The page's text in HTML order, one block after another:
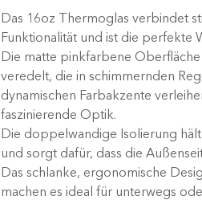
Das 16oz Thermoglas verbindet
Funktionalität und ist die perfekte
Die matte pinkfarbene
veredelt, die in schimmernden
dynamischen Farbakzente
faszinierende Optik.
Die doppelwandige Isolierung
und sorgt dafür, dass die
Das schlanke, ergonomische
machen es ideal für unterwegs